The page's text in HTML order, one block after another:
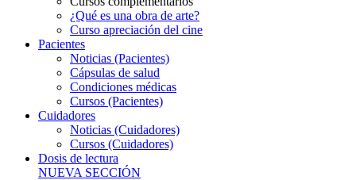
¿Qué es una obra de arte?
Curso apreciación del cine
Pacientes
Noticias (Pacientes)
Cápsulas de salud
Condiciones médicas
Cursos (Pacientes)
Cuidadores
Noticias (Cuidadores)
Cursos (Cuidadores)
Dosis de lectura
NUEVA SECCIÓN